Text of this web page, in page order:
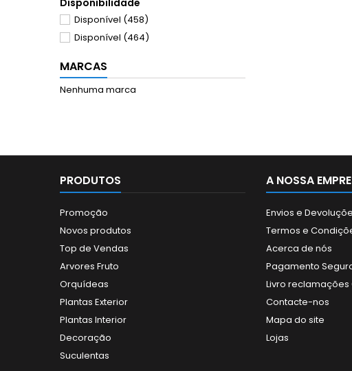
Disponibilidade
Disponível (458)
Disponível (464)
MARCAS
Nenhuma marca
PRODUTOS
Promoção
Novos produtos
Top de Vendas
Arvores Fruto
Orquídeas
Plantas Exterior
Plantas Interior
Decoração
Suculentas
A NOSSA
Envios e
Termos e
Acerca de nós
Pagamento
Livro reclamações
Contacte-nos
Mapa do site
Lojas